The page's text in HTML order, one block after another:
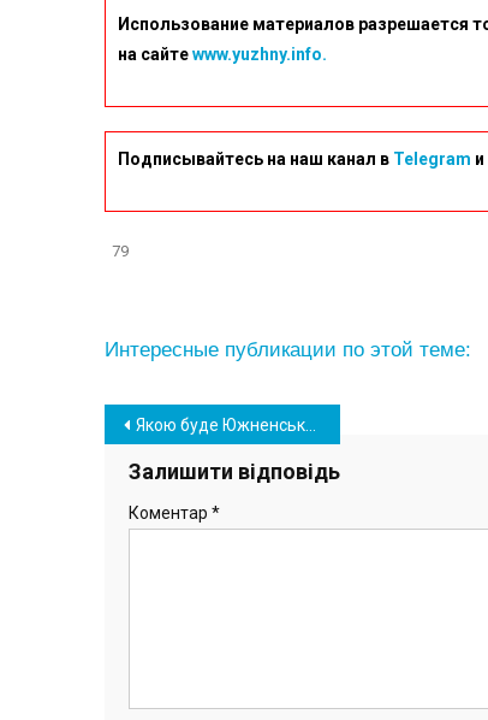
Использование материалов разрешается
на сайтеwww.yuzhny.info.
Подписывайтесь на наш канал в Telegram
79
Интересные публикации по этой теме:
Навігація
записів
Якою буде Южненська ОТГ до 2030 року: розроблено три сценарії розвитку
Залишити відповідь
Коментар *